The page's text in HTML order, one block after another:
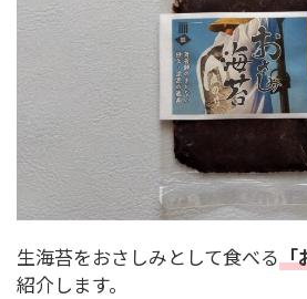
生海苔をおさしみとして食べる「
紹介します。